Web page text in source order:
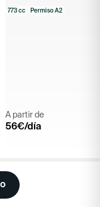
773 cc Permiso A2
A partir de
56€/día